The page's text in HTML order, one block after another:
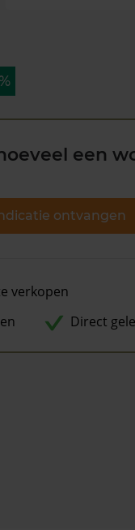
een
ontvangen
verkopen
Direct